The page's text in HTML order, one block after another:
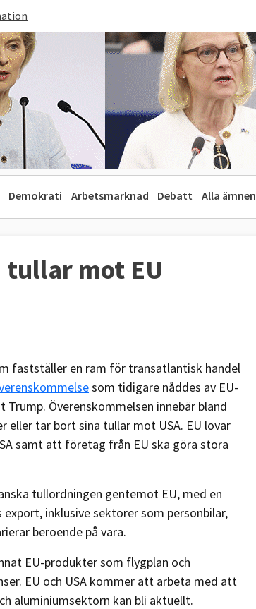
Demokrati Arbetsmarknad Debatt Alla ämnen
tullar mot EU
fastställer en ram för transatlantisk handel
som tidigare nåddes av EU-
Överenskommelsen innebär bland
eller tar bort sina tullar mot USA. EU lovar
samt att företag från EU ska göra stora
tullordningen gentemot EU, med en
inklusive sektorer som personbilar,
beroende på vara.
EU-produkter som flygplan och
EU och USA kommer att arbeta med att
aluminiumsektorn kan bli aktuellt.